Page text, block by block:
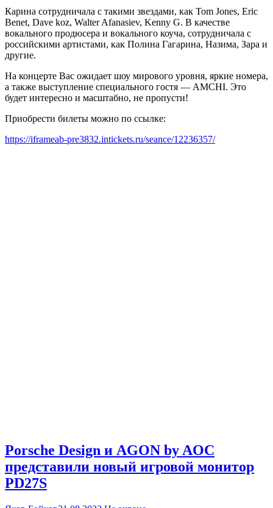
Карина сотрудничала с такими звездами, как Tom Jones, Eric
Benet, Dave koz, Walter Afanasiev, Kenny G. В качестве
вокального продюсера и вокального коуча, сотрудничала с
российскими артистами, как Полина Гагарина, Назима, Зара и
другие.
На концерте Вас ожидает шоу мирового уровня, яркие номера,
а также выступление специального гостя — AMCHI. Это
будет интересно и масштабно, не пропусти!
Приобрести билеты можно по ссылке:
https://iframeab-pre3832.intickets.ru/seance/12236357/
Porsche Design и AGON by AOC
представили новый игровой монитор
PD27S